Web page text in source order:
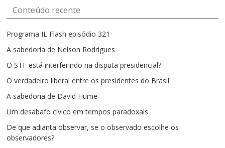
Conteúdo recente
Programa IL Flash episódio 321
A sabedoria de Nelson Rodrigues
O STF está interferindo na disputa presidencial?
O verdadeiro liberal entre os presidentes do Brasil
A sabedoria de David Hume
Um desabafo cívico em tempos paradoxais
De que adianta observar, se o observado escolhe os
observadores?